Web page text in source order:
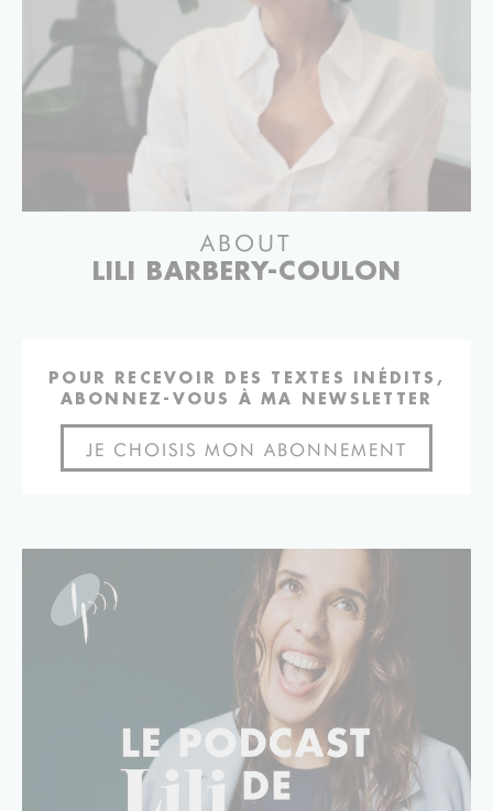
ABOUT
LILI BARBERY-COULON
POUR RECEVOIR DES TEXTES INÉDITS,
ABONNEZ-VOUS À MA NEWSLETTER
JE CHOISIS MON ABONNEMENT